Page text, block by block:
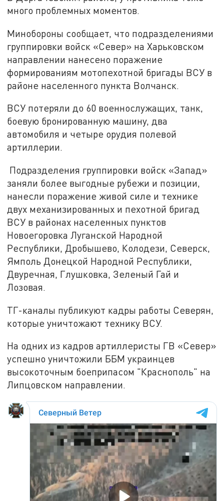
много проблемных моментов.
Минобороны сообщает, что подразделениями
группировки войск «Север» на Харьковском
направлении нанесено поражение
формированиям мотопехотной бригады ВСУ в
районе населенного пункта Волчанск.
ВСУ потеряли до 60 военнослужащих, танк,
боевую бронированную машину, два
автомобиля и четыре орудия полевой
артиллерии.
Подразделения группировки войск «Запад»
заняли более выгодные рубежи и позиции,
нанесли поражение живой силе и технике
двух механизированных и пехотной бригад
ВСУ в районах населенных пунктов
Новоегоровка Луганской Народной
Республики, Дробышево, Колодези, Северск,
Ямполь Донецкой Народной Республики,
Двуречная, Глушковка, Зеленый Гай и
Лозовая.
ТГ-каналы публикуют кадры работы Северян,
которые уничтожают технику ВСУ.
На одних из кадров артиллеристы ГВ «Север»
успешно уничтожили ББМ украинцев
высокоточным боеприпасом "Краснополь" на
Липцовском направлении.